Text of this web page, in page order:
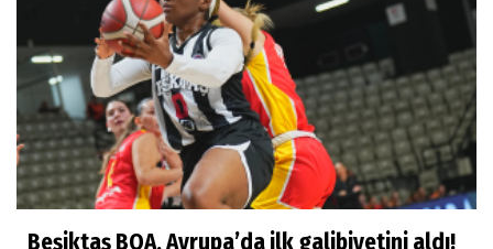
Beşiktaş BOA, Avrupa’da ilk galibiyetini aldı!